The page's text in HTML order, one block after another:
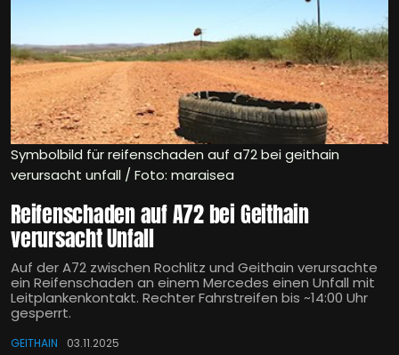
Symbolbild für reifenschaden auf a72 bei geithain
verursacht unfall / Foto: maraisea
Reifenschaden auf A72 bei Geithain
verursacht Unfall
Auf der A72 zwischen Rochlitz und Geithain verursachte
ein Reifenschaden an einem Mercedes einen Unfall mit
Leitplankenkontakt. Rechter Fahrstreifen bis ~14:00 Uhr
gesperrt.
GEITHAIN 03.11.2025